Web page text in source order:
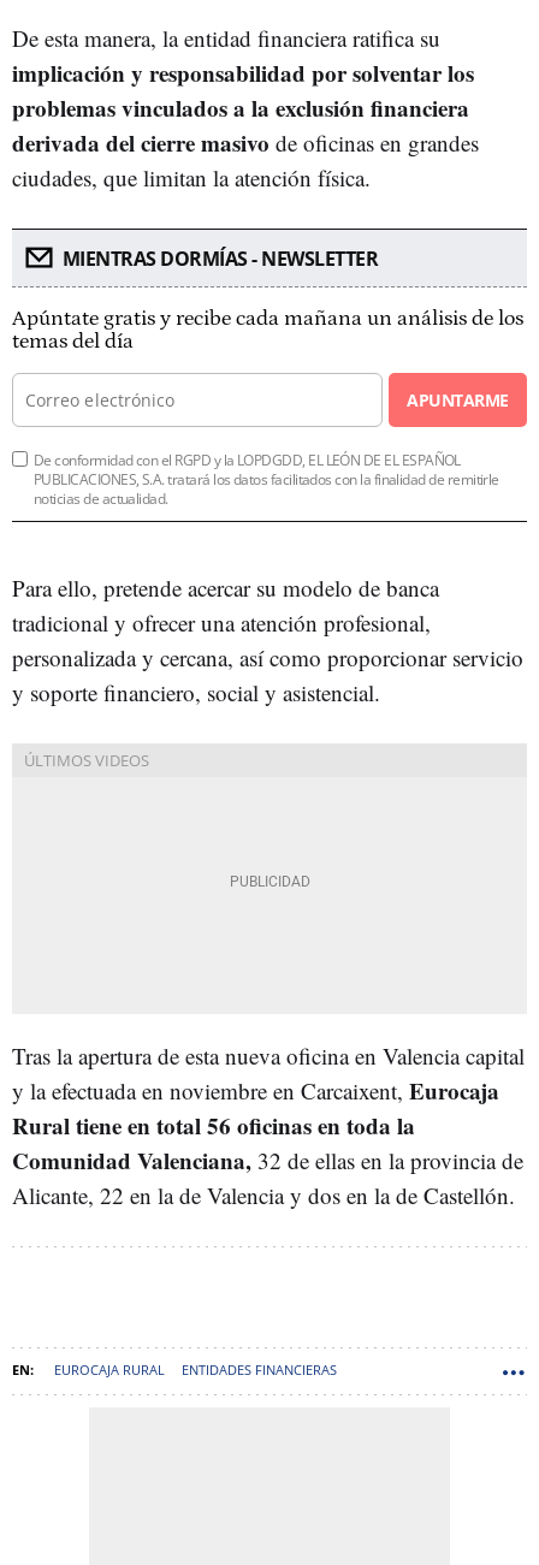
De esta manera, la entidad financiera ratifica su
implicación y responsabilidad por solventar los
problemas vinculados a la exclusión financiera
derivada del cierre masivo de oficinas en grandes
ciudades, que limitan la atención física.
MIENTRAS DORMÍAS - NEWSLETTER
Apúntate gratis y recibe cada mañana un análisis de los
temas del día
APUNTARME
De conformidad con el RGPD y la LOPDGDD, EL LEÓN DE EL ESPAÑOL
PUBLICACIONES, S.A. tratará los datos facilitados con la finalidad de remitirle
noticias de actualidad.
Para ello, pretende acercar su modelo de banca
tradicional y ofrecer una atención profesional,
personalizada y cercana, así como proporcionar servicio
y soporte financiero, social y asistencial.
Tras la apertura de esta nueva oficina en Valencia capital
y la efectuada en noviembre en Carcaixent, Eurocaja
Rural tiene en total 56 oficinas en toda la
Comunidad Valenciana, 32 de ellas en la provincia de
Alicante, 22 en la de Valencia y dos en la de Castellón.
EUROCAJA RURAL ENTIDADES FINANCIERAS